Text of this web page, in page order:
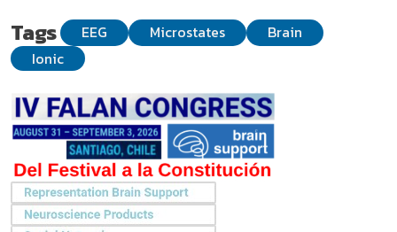
Tags EEG Microstates
Brain
Ionic